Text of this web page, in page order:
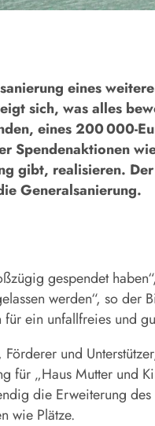
eines
sich, was alles
eines 200 000-
gibt, realisieren.
Generalsanierung.
gespendet
werden“, so
ein unfallfreies und
und
für „Haus Mutter und
die Erweiterung
wie Plätze.